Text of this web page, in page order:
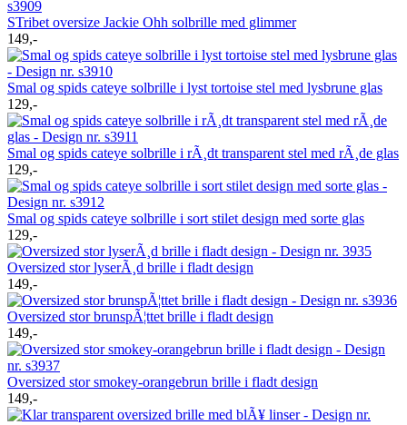
STribet oversize Jackie Ohh solbrille med glimmer
149,-
Smal og spids cateye solbrille i lyst tortoise stel med lysbrune glas
129,-
Smal og spids cateye solbrille i rÃ¸dt transparent stel med rÃ¸de glas
129,-
Smal og spids cateye solbrille i sort stilet design med sorte glas
129,-
Oversized stor lyserÃ¸d brille i fladt design
149,-
Oversized stor brunspÃ¦ttet brille i fladt design
149,-
Oversized stor smokey-orangebrun brille i fladt design
149,-